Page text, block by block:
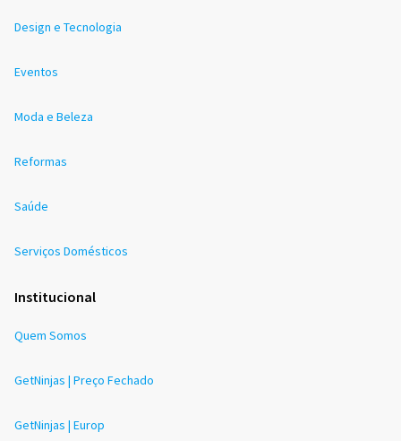
Design e Tecnologia
Eventos
Moda e Beleza
Reformas
Saúde
Serviços Domésticos
Institucional
Quem Somos
GetNinjas | Preço Fechado
GetNinjas | Europ